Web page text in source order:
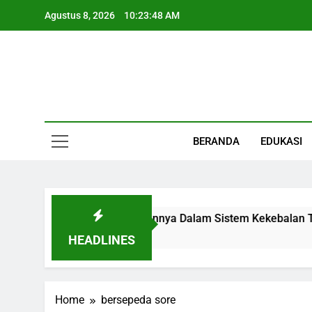
Agustus 8, 2026 10:23:49 AM
BERANDA EDUKASI
HEADLINES
Fungsi, Letak, Dan Perannya Dalam Sistem Kekebalan
Home bersepeda sore